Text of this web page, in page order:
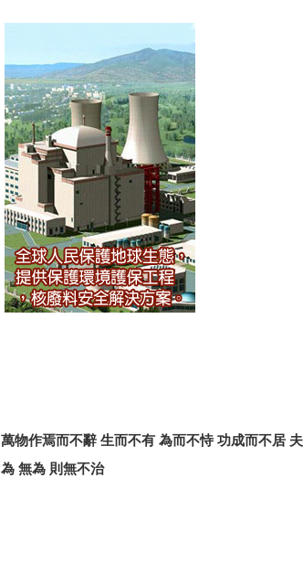
萬物作焉而不辭 生而不有 為而不恃 功成而不居
為 無為 則無不治